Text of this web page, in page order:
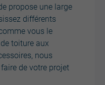
propose une large
différents
vous le
toiture aux
nous
de votre projet